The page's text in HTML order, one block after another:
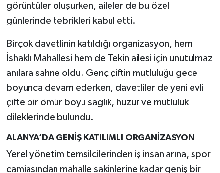
görüntüler oluşurken, aileler de bu özel
günlerinde tebrikleri kabul etti.
Birçok davetlinin katıldığı organizasyon, hem
İshaklı Mahallesi hem de Tekin ailesi için unutulmaz
anılara sahne oldu. Genç çiftin mutluluğu gece
boyunca devam ederken, davetliler de yeni evli
çifte bir ömür boyu sağlık, huzur ve mutluluk
dileklerinde bulundu.
ALANYA’DA GENİŞ KATILIMLI ORGANİZASYON
Yerel yönetim temsilcilerinden iş insanlarına, spor
camiasından mahalle sakinlerine kadar geniş bir